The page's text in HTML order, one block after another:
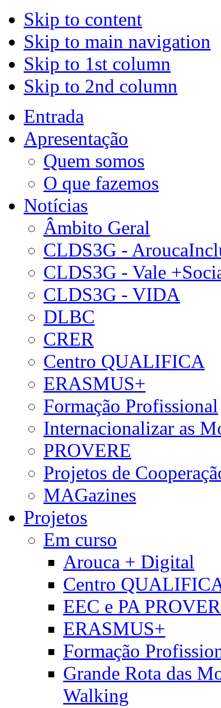
Skip to content
Skip to main navigation
Skip to 1st column
Skip to 2nd column
Entrada
Apresentação
Quem somos
O que fazemos
Notícias
Âmbito Geral
CLDS3G -
CLDS3G - Vale
CLDS3G - VIDA
DLBC
CRER
Centro QUALIFICA
ERASMUS+
Formação Profissional
Internacionalizar as
PROVERE
Projetos de
MAGazines
Projetos
Em curso
Arouca + Digital
Centro
EEC e PA
ERASMUS+
Formação
Grande Rota das
Walking